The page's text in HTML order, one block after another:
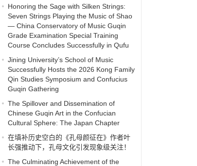
Honoring the Sage with Silken Strings:
Seven Strings Playing the Music of Shao
— China Conservatory of Music Guqin
Grade Examination Special Training
Course Concludes Successfully in Qufu
Jining University’s School of Music
Successfully Hosts the 2026 Kong Family
Qin Studies Symposium and Confucius
Guqin Gathering
The Spillover and Dissemination of
Chinese Guqin Art in the Confucian
Cultural Sphere: The Japan Chapter
在填补历史空白的《孔母颜征在》作者叶
长强推动下，孔母文化引发现象级关注！
The Culminating Achievement of the